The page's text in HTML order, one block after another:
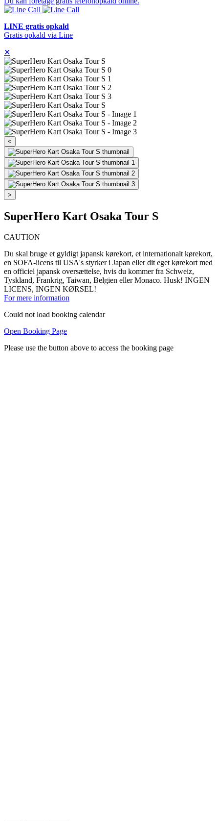
LINE gratis opkald
Gratis opkald via Line
✕
<
>
SuperHero Kart Osaka Tour S
CAUTION
Du skal bruge et gyldigt japansk kørekort, et internationalt kørekort,
en SOFA-licens til USA's styrker i Japan eller dit eget kørekort med
en officiel japansk oversættelse, hvis du kommer fra Schweiz,
Tyskland, Frankrig, Taiwan, Belgien eller Monaco. Husk! INGEN
LICENS, INGEN KØRSEL!
For mere information
Could not load booking calendar
Open Booking Page
Please use the button above to access the booking page